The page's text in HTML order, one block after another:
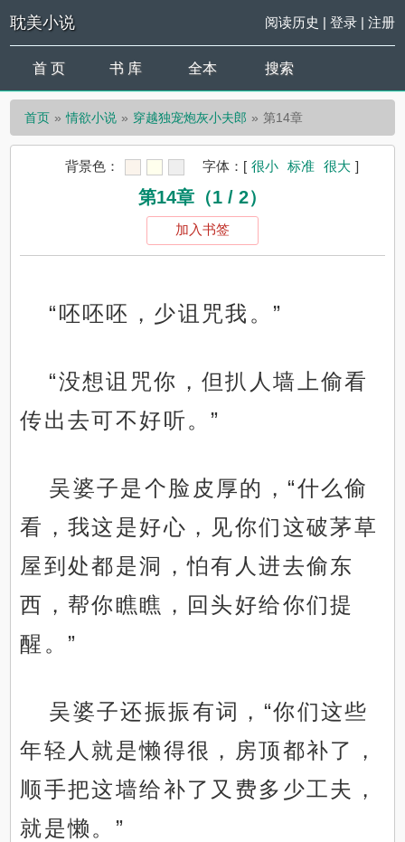
耽美小说 阅读历史 | 登录| 注册
首 页 书 库 全本 搜索
首页 情欲小说 穿越独宠炮灰小夫郎 第14章
背景色： 字体： [ 很小 标准 很大 ]
第14章（1 / 2）
加入书签
“呸呸呸，少诅咒我。”
“没想诅咒你，但扒人墙上偷看
传出去可不好听。”
吴婆子是个脸皮厚的，“什么偷
看，我这是好心，见你们这破茅草
屋到处都是洞，怕有人进去偷东
西，帮你瞧瞧，回头好给你们提
醒。”
吴婆子还振振有词，“你们这些
年轻人就是懒得很，房顶都补了，
顺手把这墙给补了又费多少工夫，
就是懒。”